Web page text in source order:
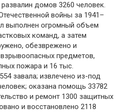
домов 3260 человек.
войны за 1941–
выполнен огромный объем
команд, а затем
обезврежено и
предметов,
пожара и 16 тыс.
завала; извлечено из-под
оказана помощь 33782
и ремонт 1300 защитных
и восстановлено 2118